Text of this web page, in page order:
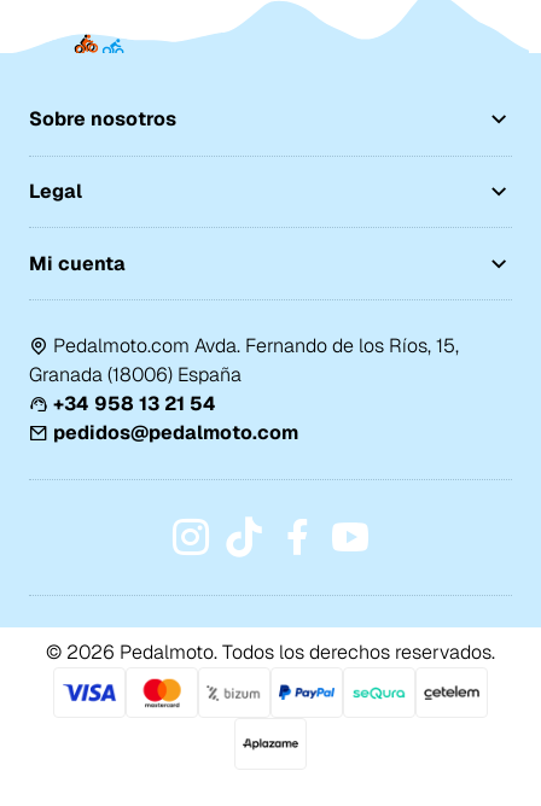
Sobre nosotros
Legal
Mi cuenta
Pedalmoto.com Avda. Fernando de los Ríos, 15,
Granada (18006) España
+34 958 13 21 54
pedidos@pedalmoto.com
© 2026 Pedalmoto. Todos los derechos reservados.